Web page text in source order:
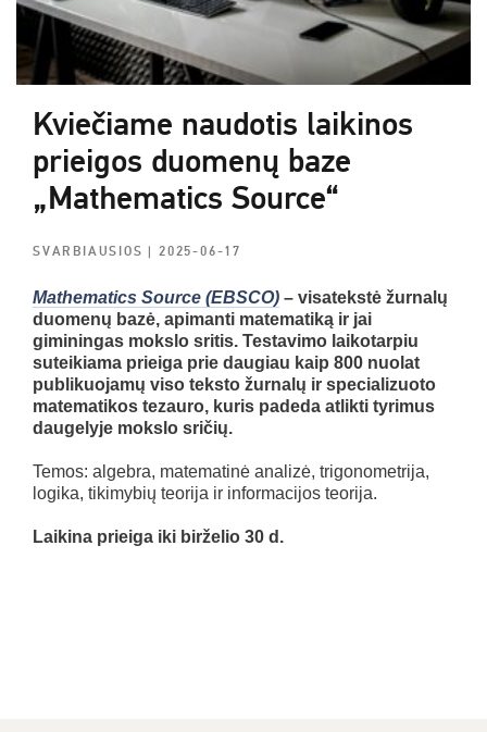
Kviečiame naudotis laikinos
prieigos duomenų baze
„Mathematics Source“
SVARBIAUSIOS| 2025-06-17
Mathematics Source (EBSCO) – visatekstė žurnalų
duomenų bazė, apimanti matematiką ir jai
giminingas mokslo sritis. Testavimo laikotarpiu
suteikiama prieiga prie daugiau kaip 800 nuolat
publikuojamų viso teksto žurnalų ir specializuoto
matematikos tezauro, kuris padeda atlikti tyrimus
daugelyje mokslo sričių.
Temos: algebra, matematinė analizė, trigonometrija,
logika, tikimybių teorija ir informacijos teorija.
Laikina prieiga iki birželio 30 d.